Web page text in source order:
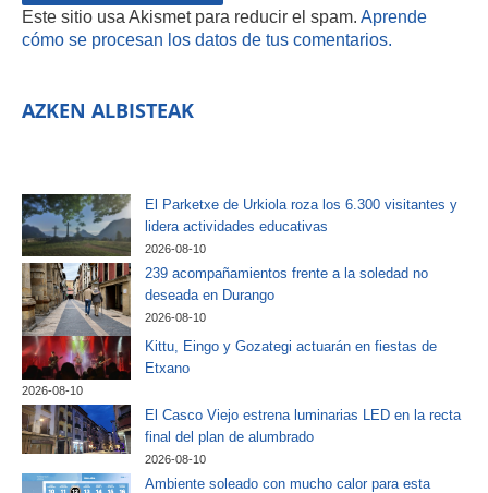
Este sitio usa Akismet para reducir el spam. Aprende
cómo se procesan los datos de tus comentarios.
AZKEN ALBISTEAK
El Parketxe de Urkiola roza los 6.300 visitantes y
lidera actividades educativas
2026-08-10
239 acompañamientos frente a la soledad no
deseada en Durango
2026-08-10
Kittu, Eingo y Gozategi actuarán en fiestas de
Etxano
2026-08-10
El Casco Viejo estrena luminarias LED en la recta
final del plan de alumbrado
2026-08-10
Ambiente soleado con mucho calor para esta